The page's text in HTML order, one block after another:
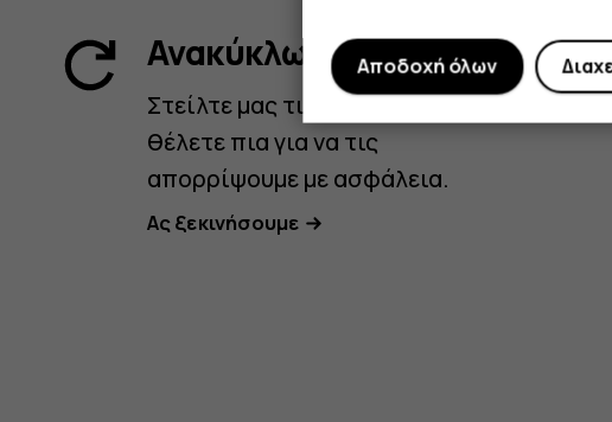
Ανακύκλωση
Στείλτε μας τις συσκευές που δεν
θέλετε πια για να τις
απορρίψουμε με ασφάλεια.
Ας ξεκινήσουμε
Αποδοχή όλων